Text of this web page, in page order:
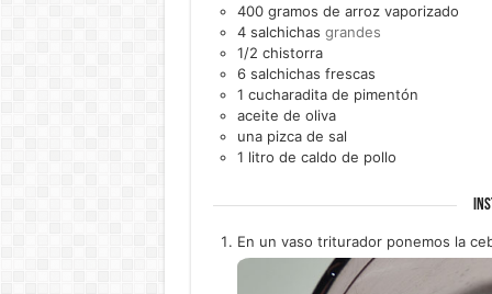
400 gramos de arroz vaporizado
4 salchichas grandes
1/2 chistorra
6 salchichas frescas
1 cucharadita de pimentón
aceite de oliva
una pizca de sal
1 litro de caldo de pollo
En un vaso triturador ponemos la